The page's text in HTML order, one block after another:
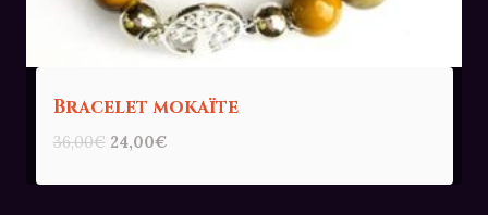
Bracelet mokaïte
36,00€ Le
initial
24,00€Le
actuel